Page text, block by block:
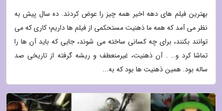
بهترین فیلم های دهه اخیر همه چیز را عوض کردند. ده سال پیش به
نظر می آمد که همه ما ذهنیت مستحکمی از فیلم ها داریم؛ کاری که می
توانند بکنند، برای چه کسانی ساخته می شوند، جایی که باید آن ها را
تماشا کرد و… . آن ذهنیت، غیرمنعطف و ریشه گرفته از تاریخی صد
ساله بود. همین ذهنیت ها بود که به...